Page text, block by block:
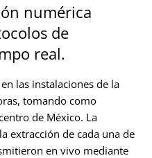
numérica
de
real.
las instalaciones de la
tomando como
de México. La
extracción de cada una de
en vivo mediante